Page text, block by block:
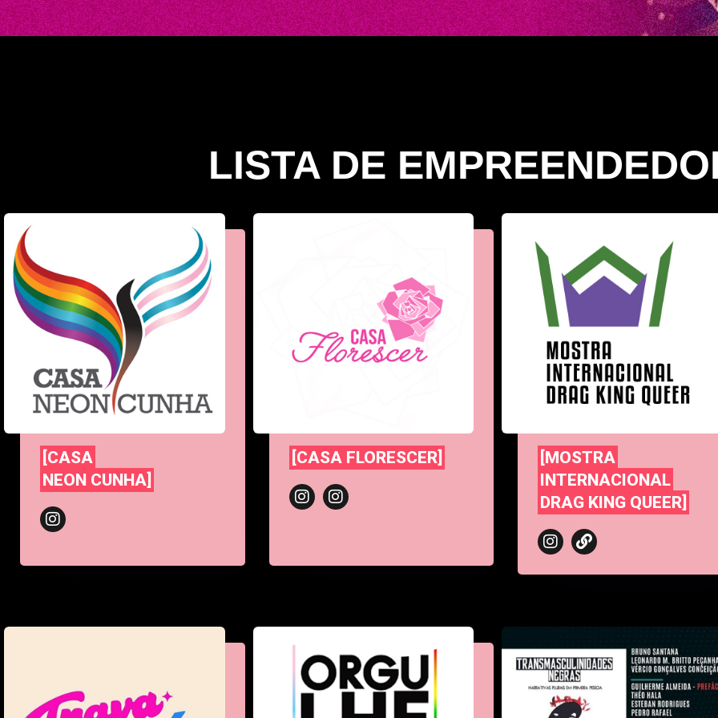
LISTA DE
[CASA
NEON CUNHA]
[CASA FLORESCER]
[MOSTRA
INTERNACIONAL
DRAG KING QUEER]